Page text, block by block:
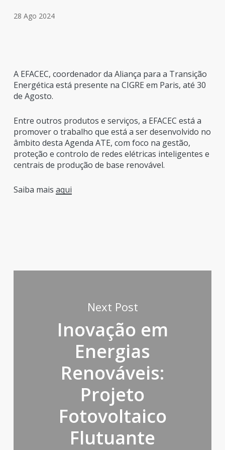
28 Ago 2024
A EFACEC, coordenador da Aliança para a Transição
Energética está presente na CIGRE em Paris, até 30
de Agosto.
Entre outros produtos e serviços, a EFACEC está a
promover o trabalho que está a ser desenvolvido no
âmbito desta Agenda ATE, com foco na gestão,
proteção e controlo de redes elétricas inteligentes e
centrais de produção de base renovável.
Saiba mais aqui
Next Post
Inovação em
Energias
Renováveis:
Projeto
Fotovoltaico
Flutuante